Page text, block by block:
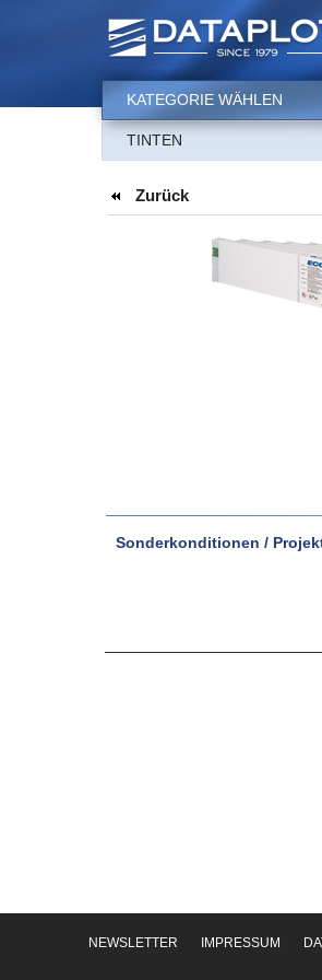
KATEGORIE WÄHLEN
TINTEN
Zurück
Sonderkonditionen /
NEWSLETTER IMPRESSUM